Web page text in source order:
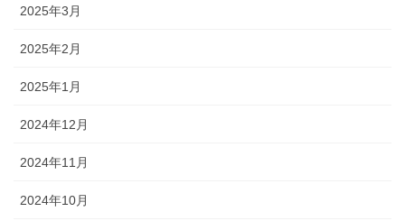
2025年3月
2025年2月
2025年1月
2024年12月
2024年11月
2024年10月